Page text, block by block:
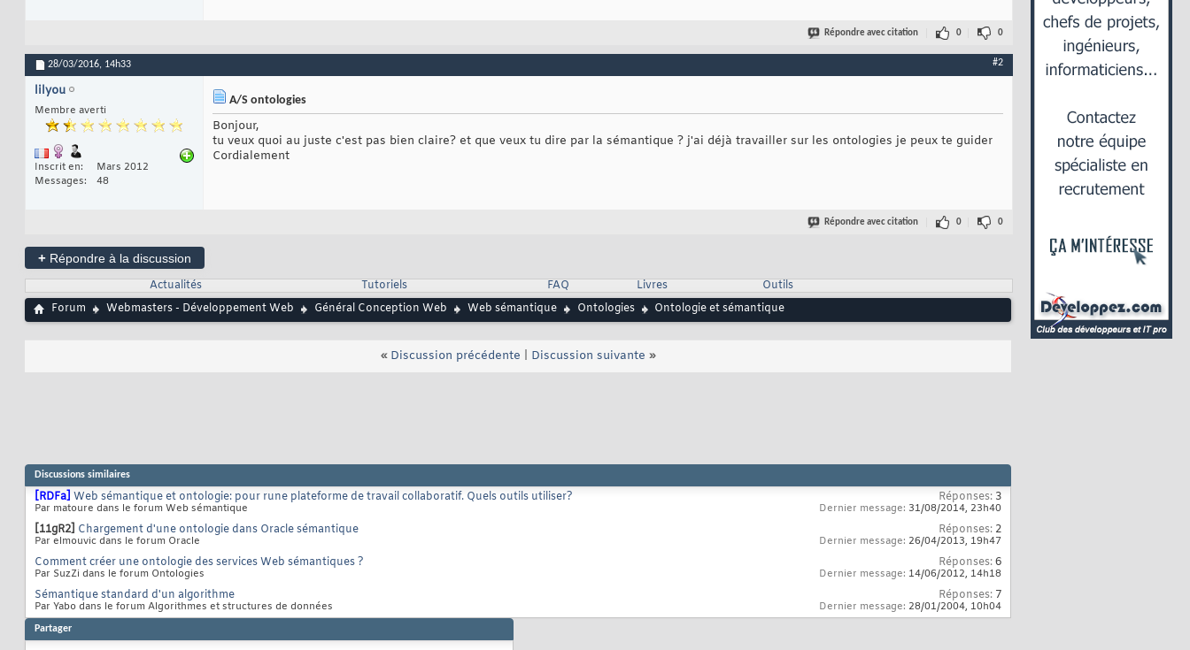
Répondre avec citation 0 0
28/03/2016, 14h33 #2
lilyou
Membre averti
Inscrit en
Mars 2012
Messages
48
A/S ontologies
Bonjour,
tu veux quoi au juste c'est pas bien claire? et que veux tu dire par la sémantique ? j'ai déjà travailler sur les ontologies je peux te guider
Cordialement
Répondre avec citation 0 0
+ Répondre à la discussion
Actualités
Tutoriels FAQ Livres
Outils
Forum
Webmasters - Développement Web Général Conception Web Web sémantique Ontologies Ontologie et sémantique
« Discussion précédente Discussion suivante »
Discussions similaires
[RDFa] Web sémantique et ontologie: pour rune plateforme de travail collaboratif. Quels outils utiliser?
Par matoure dans le forum Web sémantique
Réponses: 3
Dernier message: 31/08/2014, 23h40
[11gR2] Chargement d'une ontologie dans Oracle sémantique
Par elmouvic dans le forum Oracle
Réponses: 2
Dernier message: 26/04/2013, 19h47
Comment créer une ontologie des services Web sémantiques ?
Par SuzZi dans le forum Ontologies
Réponses:6
Dernier message: 14/06/2012, 14h18
Sémantique standard d'un algorithme
Par Yabo dans le forum Algorithmes et structures de données
Réponses: 7
Dernier message: 28/01/2004, 10h04
Partager